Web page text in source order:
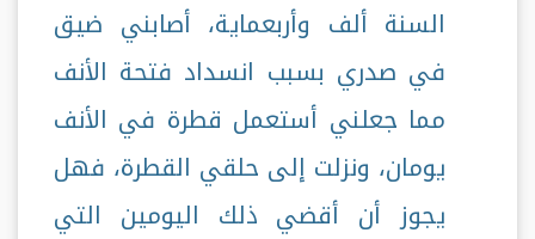
السنة ألف وأربعماية، أصابني ضيق
في صدري بسبب انسداد فتحة الأنف
مما جعلني أستعمل قطرة في الأنف
يومان، ونزلت إلى حلقي القطرة، فهل
يجوز أن أقضي ذلك اليومين التي